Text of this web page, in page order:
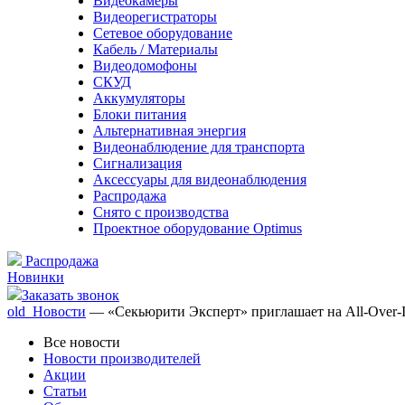
Видеорегистраторы
Сетевое оборудование
Кабель / Материалы
Видеодомофоны
СКУД
Аккумуляторы
Блоки питания
Альтернативная энергия
Видеонаблюдение для транспорта
Сигнализация
Аксессуары для видеонаблюдения
Распродажа
Снято с производства
Проектное оборудование Optimus
Распродажа
Новинки
Заказать звонок
old_Новости — «Секьюрити Эксперт» приглашает на All-Over-
Все новости
Новости производителей
Акции
Статьи